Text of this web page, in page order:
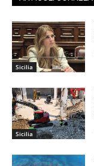
Sicilia
Sicilia